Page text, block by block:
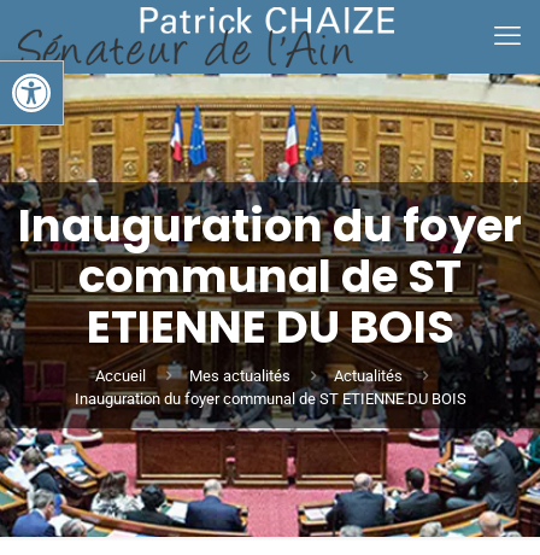
Ouvrir la barre d’outils
Inauguration du foyer
communal de ST
ETIENNE DU BOIS
Accueil Mes actualités
Actualités
Inauguration du foyer communal de ST ETIENNE DU BOIS